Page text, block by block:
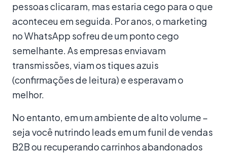
pessoas clicaram, mas estaria cego para o que
aconteceu em seguida. Por anos, o marketing
no WhatsApp sofreu de um ponto cego
semelhante. As empresas enviavam
transmissões, viam os tiques azuis
(confirmações de leitura) e esperavam o
melhor.
No entanto, em um ambiente de alto volume –
seja você nutrindo leads em um funil de vendas
B2B ou recuperando carrinhos abandonados